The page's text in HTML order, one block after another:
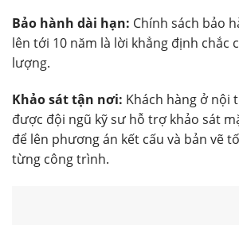
Bảo hành dài hạn: Chính sách bảo
lên tới 10 năm là lời khẳng định chắc
lượng.
Khảo sát tận nơi: Khách hàng ở nội
được đội ngũ kỹ sư hỗ trợ khảo sát
để lên phương án kết cấu và bản vẽ
từng công trình.